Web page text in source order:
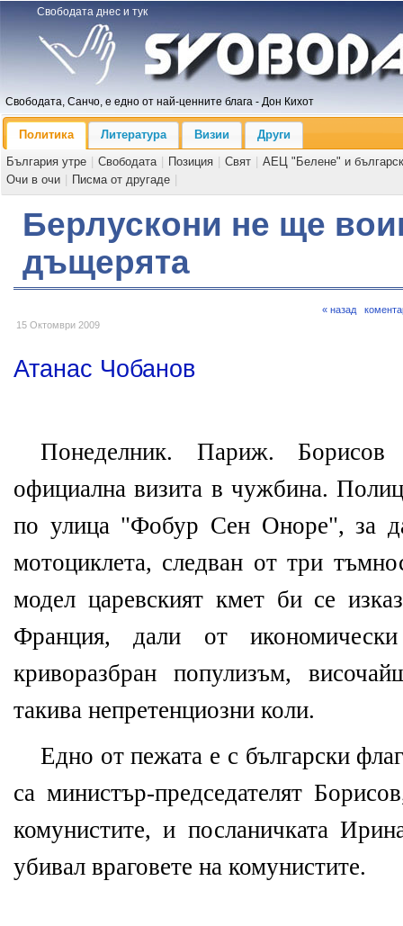
Свободата днес и тук
Свободата, Санчо, е едно от най-ценните блага - Дон Кихот
Политика Литература Визии
Други
България утре
Свободата Позиция Свят
АЕЦ "Белене" и
Очи в очи
Писма от другаде
Берлускони не ще
дъщерята
15 Октомври 2009
« назад
Атанас Чобанов
Понеделник. Париж.
официална визита в чужбина.
по улица "Фобур Сен Оноре", за
мотоциклета, следван от три
модел царевският кмет би се
Франция, дали от
криворазбран популизъм,
такива непретенциозни коли.
Едно от пежата е с български
са министър-председателят
комунистите, и посланичката
убивал враговете на комунистите.